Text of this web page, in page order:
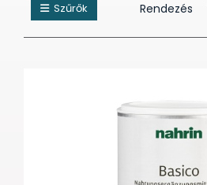
Szűrők Rendezés